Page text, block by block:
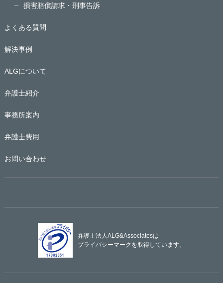
損害賠償請求・刑事告訴
よくある質問
解決事例
ALGについて
弁護士紹介
事務所案内
弁護士費用
お問い合わせ
弁護士法人ALG&Associatesは
プライバシーマークを取得しています。